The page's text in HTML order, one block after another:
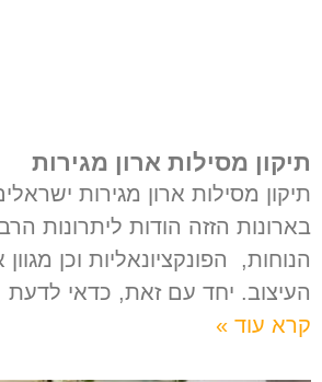
תיקון מסילות ארון מגירות
תיקון מסילות ארון מגירות
בארונות הזזה הודות ליתרונות
הנוחות, הפונקציונאליות וכן
העיצוב. יחד עם זאת, כדאי לדעת
קרא עוד »